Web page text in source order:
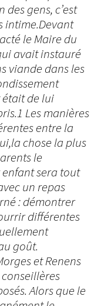
gens, c’est
intime.Devant
le Maire du
avait instauré
viande dans les
était de lui
Les manières
entre la
chose la plus
le
sera tout
un repas
: démontrer
différentes
goût.
et Renens
Alors que le